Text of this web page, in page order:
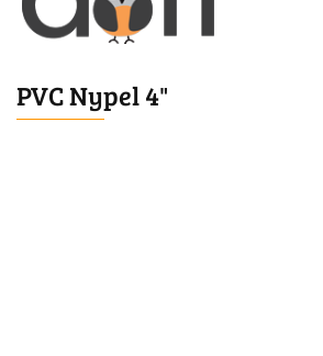
PVC Nypel 4"